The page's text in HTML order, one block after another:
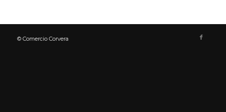
© Comercio Corvera